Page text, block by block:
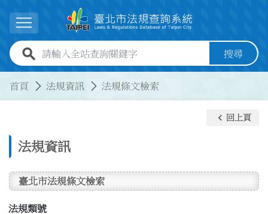
展開選單
全站查詢關鍵字欄位 搜尋
首頁 法規資訊 法規條文檢索
法規資訊
keyboard_arrow_left 回上頁
臺北市法規條文檢索
法規類號